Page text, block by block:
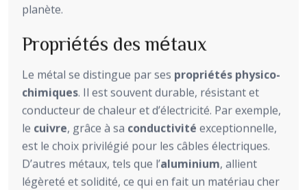
planète.
Propriétés des métaux
Le métal se distingue par ses propriétés physico-
chimiques. Il est souvent durable, résistant et
conducteur de chaleur et d’électricité. Par exemple,
le cuivre, grâce à sa conductivité exceptionnelle,
est le choix privilégié pour les câbles électriques.
D’autres métaux, tels que l’aluminium, allient
légèreté et solidité, ce qui en fait un matériau cher